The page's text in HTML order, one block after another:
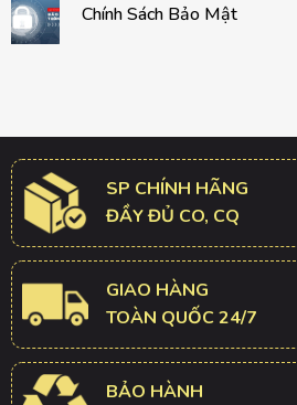
Chính Sách Bảo Mật
SP CHÍNH HÃNG
ĐẦY ĐỦ CO, CQ
GIAO HÀNG
TOÀN QUỐC 24/7
BẢO HÀNH